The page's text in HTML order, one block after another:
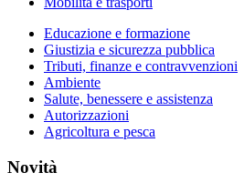
Educazione e formazione
Giustizia e sicurezza pubblica
Tributi, finanze e contravvenzioni
Ambiente
Salute, benessere e assistenza
Autorizzazioni
Agricoltura e pesca
Novità